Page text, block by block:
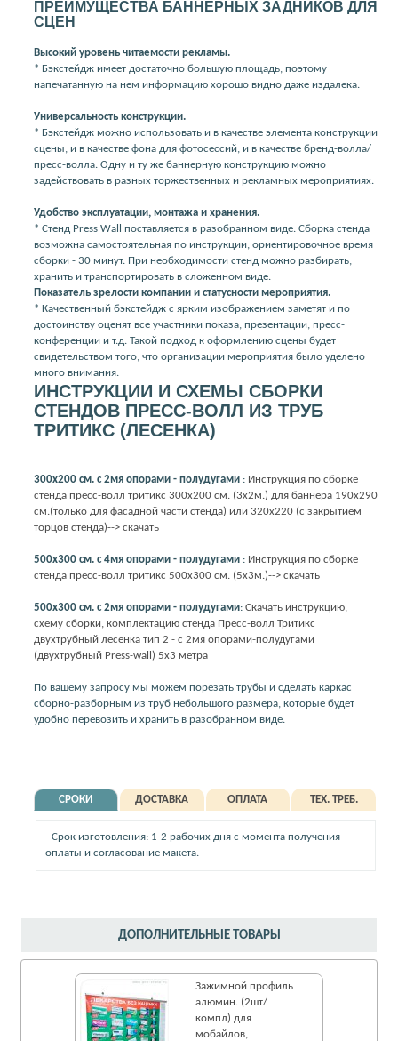
ПРЕИМУЩЕСТВА БАННЕРНЫХ ЗАДНИКОВ ДЛЯ
СЦЕН
Высокий уровень читаемости рекламы.
* Бэкстейдж имеет достаточно большую площадь, поэтому
напечатанную на нем информацию хорошо видно даже издалека.
Универсальность конструкции.
* Бэкстейдж можно использовать и в качестве элемента конструкции
сцены, и в качестве фона для фотосессий, и в качестве бренд-волла/
пресс-волла. Одну и ту же баннерную конструкцию можно
задействовать в разных торжественных и рекламных мероприятиях.
Удобство эксплуатации, монтажа и хранения.
* Стенд Press Wall поставляется в разобранном виде. Сборка стенда
возможна самостоятельная по инструкции, ориентировочное время
сборки - 30 минут. При необходимости стенд можно разбирать,
хранить и транспортировать в сложенном виде.
Показатель зрелости компании и статусности мероприятия.
* Качественный бэкстейдж с ярким изображением заметят и по
достоинству оценят все участники показа, презентации, пресс-
конференции и т.д. Такой подход к оформлению сцены будет
свидетельством того, что организации мероприятия было уделено
много внимания.
ИНСТРУКЦИИ И СХЕМЫ СБОРКИ
СТЕНДОВ ПРЕСС-ВОЛЛ ИЗ ТРУБ
ТРИТИКС (ЛЕСЕНКА)
300х200 см. с 2мя опорами - полудугами : Инструкция по сборке
стенда пресс-волл тритикс 300х200 см. (3х2м.) для баннера 190х290
см.(только для фасадной части стенда) или 320х220 (с закрытием
торцов стенда)--> скачать
500х300 см. с 4мя опорами - полудугами : Инструкция по сборке
стенда пресс-волл тритикс 500х300 см. (5х3м.)--> скачать
500х300 см. с 2мя опорами - полудугами: Скачать инструкцию,
схему сборки, комплектацию стенда Пресс-волл Тритикс
двухтрубный лесенка тип 2 - с 2мя опорами-полудугами
(двухтрубный Press-wall) 5х3 метра
По вашему запросу мы можем порезать трубы и сделать каркас
сборно-разборным из труб небольшого размера, которые будет
удобно перевозить и хранить в разобранном виде.
СРОКИ ДОСТАВКА ОПЛАТА ТЕХ. ТРЕБ.
- Срок изготовления: 1-2 рабочих дня с момента получения
оплаты и согласование макета.
ДОПОЛНИТЕЛЬНЫЕ ТОВАРЫ
Зажимной профиль
алюмин. (2шт/
компл) для
мобайлов,